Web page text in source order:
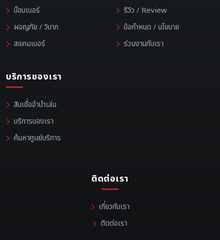
บ๊อบเบอร์
ผจญภัย / วิบาก
สแคมเบอร์
รีวิว / Review
ข้อกำหนด / นโยบาย
ร่วมงานกับเรา
บริการของเรา
สินเชื่อจำนำเล่ม
บริการของเรา
ค้นหาศูนย์บริการ
ติดต่อเรา
เกี่ยวกับเรา
ติดต่อเรา